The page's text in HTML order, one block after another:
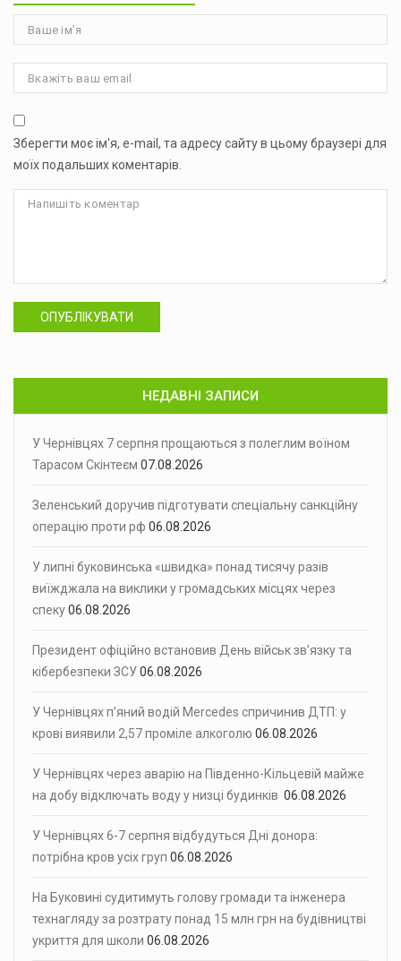
Зберегти моє ім'я, e-mail, та адресу сайту в цьому браузері для
моїх подальших коментарів.
ОПУБЛІКУВАТИ
НЕДАВНІ ЗАПИСИ
У Чернівцях 7 серпня прощаються з полеглим воїном
Тарасом Скінтеєм 07.08.2026
Зеленський доручив підготувати спеціальну санкційну
операцію проти рф 06.08.2026
У липні буковинська «швидка» понад тисячу разів
виїжджала на виклики у громадських місцях через
спеку06.08.2026
Президент офіційно встановив День військ зв’язку та
кібербезпеки ЗСУ06.08.2026
У Чернівцях п’яний водій Mercedes спричинив ДТП: у
крові виявили 2,57 проміле алкоголю 06.08.2026
У Чернівцях через аварію на Південно-Кільцевій майже
на добу відключать воду у низці будинків 06.08.2026
У Чернівцях 6-7 серпня відбудуться Дні донора:
потрібна кров усіх груп 06.08.2026
На Буковині судитимуть голову громади та інженера
технагляду за розтрату понад 15 млн грн на будівництві
укриття для школи 06.08.2026